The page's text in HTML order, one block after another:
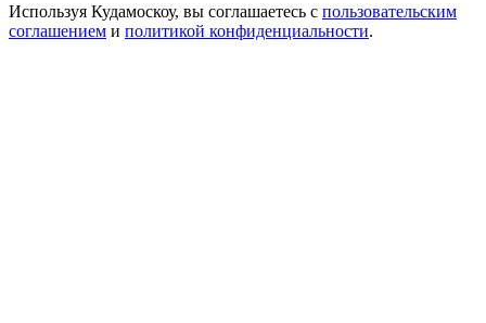
Используя Кудамоскоу, вы соглашаетесь с пользовательским
соглашением и политикой конфиденциальности.